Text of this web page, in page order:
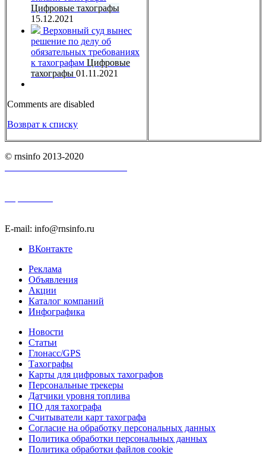
Цифровые тахографы
15.12.2021
Верховный суд вынес
решение по делу об
обязательных требованиях
к тахографам Цифровые
тахографы 01.11.2021
Comments are disabled
Возврат к списку
© rnsinfo 2013-2020
E-mail: info@rnsinfo.ru
ВКонтакте
Реклама
Объявления
Акции
Каталог компаний
Инфографика
Новости
Статьи
Глонасс/GPS
Тахографы
Карты для цифровых тахографов
Персональные трекеры
Датчики уровня топлива
ПО для тахографа
Считыватели карт тахографа
Согласие на обработку персональных данных
Политика обработки персональных данных
Политика обработки файлов cookie